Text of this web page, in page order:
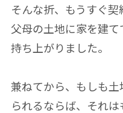
そんな折、もうすぐ
父母の土地に家を建
持ち上がりました。
兼ねてから、もしも
られるならば、それ